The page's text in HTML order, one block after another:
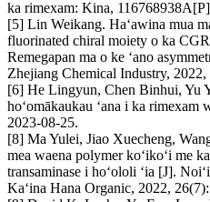
ka rimexam: Kina,
[5] Lin Weikang. Haʻawina mua
fluorinated chiral moiety o ka
Remegapan ma o ke ʻano
Zhejiang Chemical Industry,
[6] He Lingyun, Chen Binhui, Yu
hoʻomākaukau ʻana i ka
2023-08-25.
[8] Ma Yulei, Jiao Xuecheng,
mea waena polymer koʻikoʻi me
transaminase i hoʻololi ʻia [J].
Kaʻina Hana Organic, 2022,